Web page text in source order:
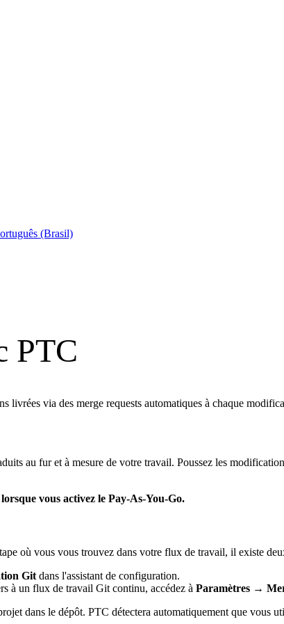
(Brasil)
PTC
via des merge requests automatiques à chaque
au fur et à mesure de votre travail. Poussez les
vous activez le Pay-As-You-Go.
où vous vous trouvez dans votre flux de travail, il existe
Git dans l'assistant de configuration.
à un flux de travail Git continu, accédez à Paramètres →
dans le dépôt. PTC détectera automatiquement que vous